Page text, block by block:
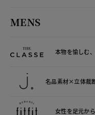
MENS
本物を愉しむ
名品素材×立体裁
女性を足元から